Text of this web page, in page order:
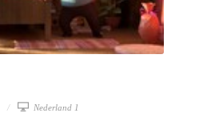
Nederland 1